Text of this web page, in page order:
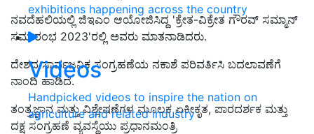
exhibitions happening across the country
Videos
Handpicked videos to inspire the nation on
agriculture and related industry
ನವದೆಹಲಿಯಲ್ಲಿ ಜಿಇಎಂ ಆಯೋಜಿಸಿದ್ದ 'ಕ್ರೇತ-ವಿಕ್ರೇತ ಗೌರವ್ ಸಮ್ಮಾನ್
ಸಮಾರಂಭ 2023'ರಲ್ಲಿ ಅವರು ಮಾತನಾಡಿದರು.
ದೇಶದ ಸಾರ್ವಜನಿಕ ಸಂಗ್ರಹಣೆಯ ನಕಾಶೆ ಪರಿವರ್ತಿಸಿ ಬದಲಾವಣೆಗೆ
ನಾಂದಿ ಹಾಡಿದೆ.
ತಂತ್ರಜ್ಞಾನ ಮತ್ತು ವಿಶ್ಲೇಷಣೆಗಳ ಮೂಲಕ ಏಕೀಕೃತ, ಪಾರದರ್ಶಕ ಮತ್ತು
ದಕ್ಷ ಸಂಗ್ರಹಣೆ ವ್ಯವಸ್ಥೆಯು ಪ್ರಧಾನಮಂತ್ರಿ